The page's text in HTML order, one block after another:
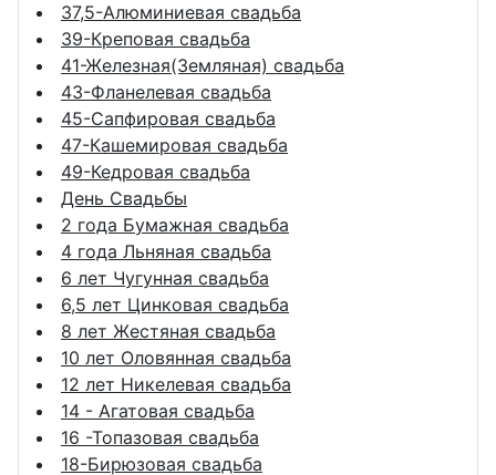
37,5-Алюминиевая свадьба
39-Креповая свадьба
41-Железная(Земляная) свадьба
43-Фланелевая свадьба
45-Сапфировая свадьба
47-Кашемировая свадьба
49-Кедровая свадьба
День Свадьбы
2 года Бумажная свадьба
4 года Льняная свадьба
6 лет Чугунная свадьба
6,5 лет Цинковая свадьба
8 лет Жестяная свадьба
10 лет Оловянная свадьба
12 лет Никелевая свадьба
14 - Агатовая свадьба
16 -Топазовая свадьба
18-Бирюзовая свадьба